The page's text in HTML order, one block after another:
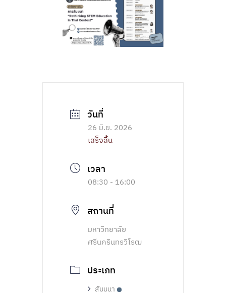
26 มิ.ย. 2026
เสร็จสิ้น
08:30 - 16:00
สถานที่
มหาวิทยาลัย
ศรีนครินทรวิโรฒ
ประเภท
สัมมนา